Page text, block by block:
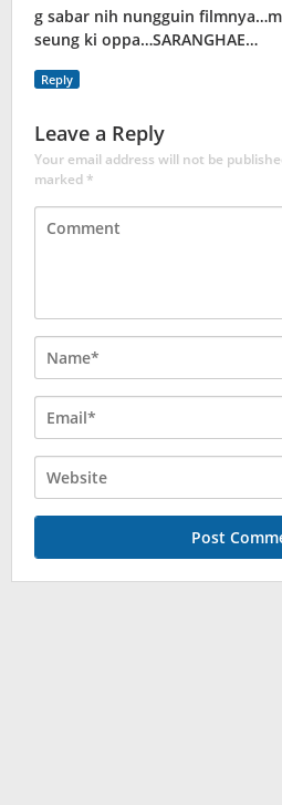
g sabar nih nungguin
seung ki oppa…SARANGHAE…
Reply
Leave a Reply
Your email address will not be
marked*